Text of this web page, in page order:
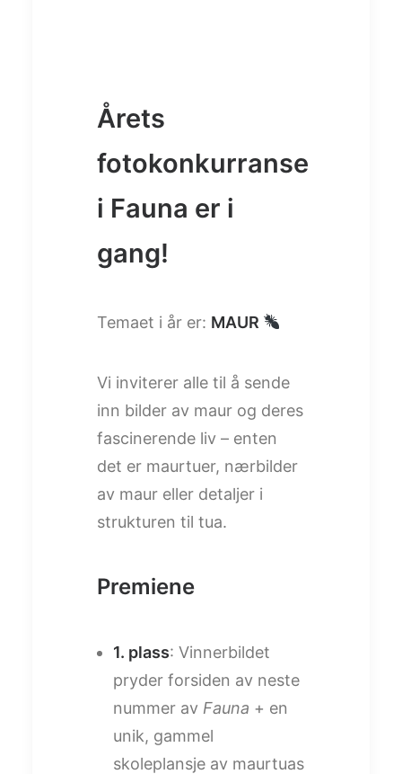
Årets
fotokonkurranse
i Fauna er i
gang!
Temaet i år er: MAUR
Vi inviterer alle til å sende
inn bilder av maur og deres
fascinerende liv – enten
det er maurtuer, nærbilder
av maur eller detaljer i
strukturen til tua.
Premiene
1. plass: Vinnerbildet
pryder forsiden av neste
nummer av Fauna + en
unik, gammel
skoleplansje av maurtuas